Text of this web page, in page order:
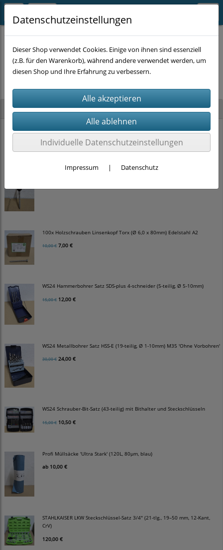
Neu im Shop
PRITEX Einhand-Bauschaumpistole mit PTFE Beschichtung (2K-Griff)
15,00 €
Stockschrauben Solar Edelstahl (M10 x 200mm, SW 7) DIN 6923 + EPDM
100x Holzschrauben Linsenkopf Torx (Ø 6,0 x 80mm) Edelstahl A2
10,00 € 7,00 €
WS24 Hammerbohrer Satz SDS-plus 4-schneider (5-teilig, Ø 5-10mm)
15,00 € 12,00 €
WS24 Metallbohrer Satz HSS-E (19-teilig, Ø 1-10mm) M35 'Ohne Vorbohren'
30,00 € 24,00 €
WS24 Schrauber-Bit-Satz (43-teilig) mit Bithalter und Steckschlüsseln
15,00 € 10,50 €
Profi Müllsäcke 'Ultra Stark' (120L, 80µm, blau)
ab 10,00 €
STAHLKAISER LKW Steckschlüssel-Satz 3/4" (21-tlg., 19–50 mm, 12-Kant,
CrV)
120,00 €
Es wurden leider keine Produkte gefunden.
Datenschutzeinstellungen
Dieser Shop verwendet Cookies. Einige von ihnen sind essenziell
(z.B. für den Warenkorb), während andere verwendet werden, um
diesen Shop und Ihre Erfahrung zu verbessern.
Individuelle Datenschutzeinstellungen
Impressum | Datenschutz